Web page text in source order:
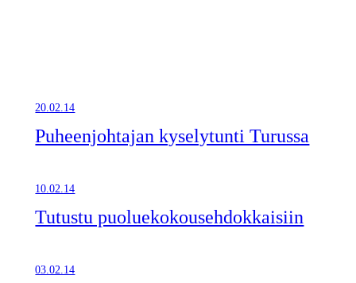
20.02.14
Puheenjohtajan kyselytunti Turussa
10.02.14
Tutustu puoluekokousehdokkaisiin
03.02.14